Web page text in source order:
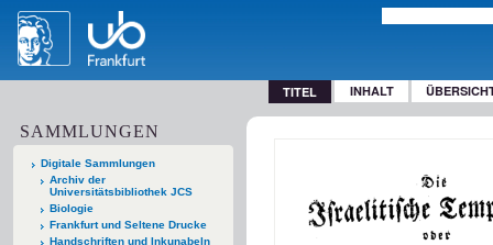
TITEL INHALT
SAMMLUNGEN
Digitale Sammlungen
Archiv der
Universitätsbibliothek JCS
Biologie
Frankfurt und Seltene Drucke
Handschriften und Inkunabeln